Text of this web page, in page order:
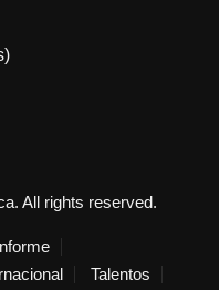
All rights reserved.
Talentos